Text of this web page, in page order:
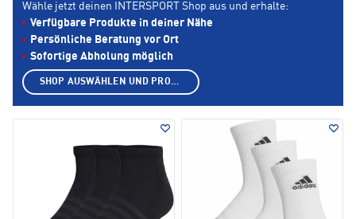
Wähle jetzt deinen INTERSPORT Shop aus und erhalte:
Verfügbare Produkte in deiner Nähe
Persönliche Beratung vor Ort
Sofortige Abholung möglich
SHOP AUSWÄHLEN UND PRODUKTE ANZEIGEN